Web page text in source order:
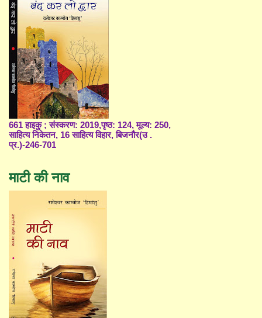
661 हाइकु ; संस्करण: 2019,पृष्ठ: 124, मूल्य: 250,
साहित्य निकेतन, 16 साहित्य विहार, बिजनौर(उ .
प्र.)-246-701
माटी की नाव